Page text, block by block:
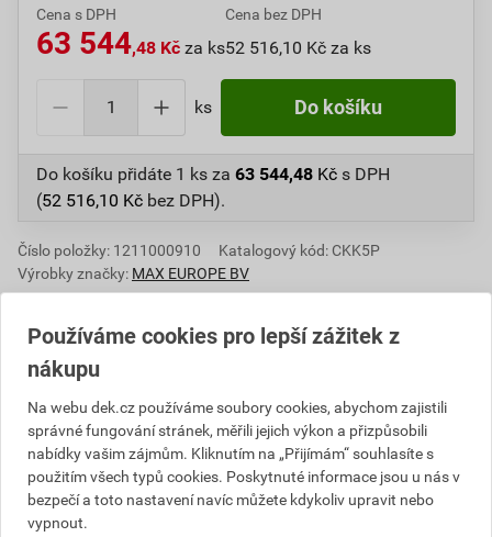
Cena s DPH
63 544,48 Kč za ks
Cena bez DPH
52 516,10 Kč za ks
ks Do košíku
Do košíku přidáte 1 ks za 63 544,48 Kč s DPH
(52 516,10 Kč bez DPH).
Číslo položky: 1211000910
Katalogový kód: CKK5P
Výrobky značky: MAX EUROPE BV
Popis
Pětkrát rychlejší než ruční vázání.
Vytváří vazby za méně než 1 s s konstantní
pevností vazby.
Lehké a kompaktní tělo pro snadné manévrování
Používáme cookies pro lepší zážitek z
nákupu
Na webu dek.cz používáme soubory cookies, abychom zajistili
správné fungování stránek, měřili jejich výkon a přizpůsobili
nabídky vašim zájmům. Kliknutím na „Přijímám“ souhlasíte s
použitím všech typů cookies. Poskytnuté informace jsou u nás v
bezpečí a toto nastavení navíc můžete kdykoliv upravit nebo
vypnout.